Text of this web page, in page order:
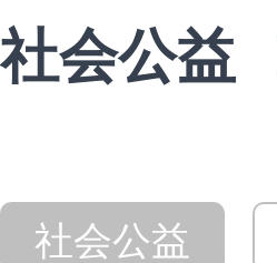
社会公益
社会公益